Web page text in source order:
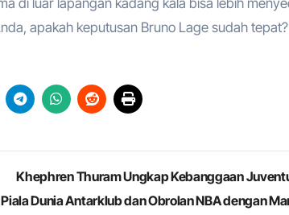
apakah keputusan Bruno Lage sudah tepat?
Khephren Thuram Ungkap Kebanggaan
Piala Dunia Antarklub dan Obrolan NBA dengan